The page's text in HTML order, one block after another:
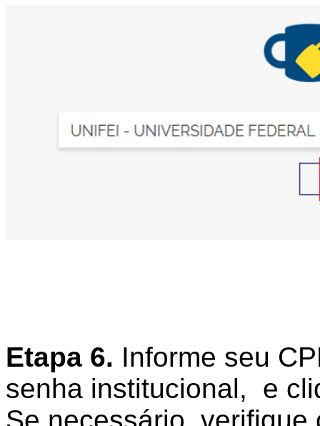
Etapa 6. Informe seu
senha institucional, e